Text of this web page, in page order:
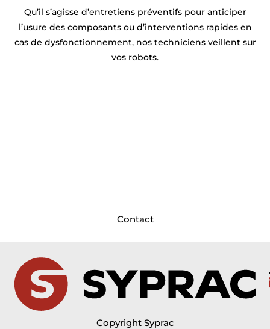
Qu’il s’agisse d’entretiens préventifs pour anticiper
l’usure des composants ou d’interventions rapides en
cas de dysfonctionnement, nos techniciens veillent sur
vos robots.
Contact
Copyright Syprac